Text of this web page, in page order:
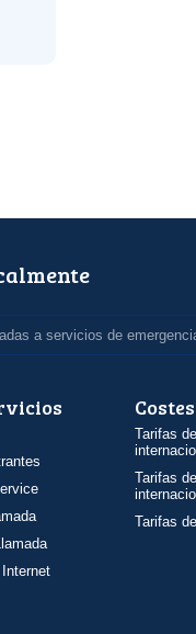
a servicios de
Costes
Tarifas
Tarifas
Tarifas